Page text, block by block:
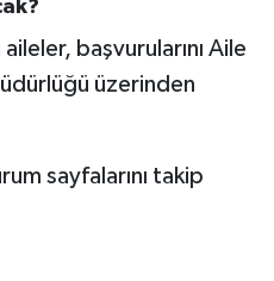
başvurularını Aile
üzerinden
sayfalarını takip